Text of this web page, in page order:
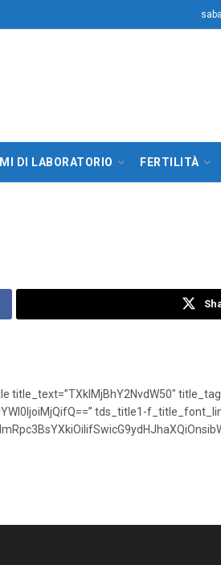
DI LABORATORIO FERTILITÀ
tds_title1-